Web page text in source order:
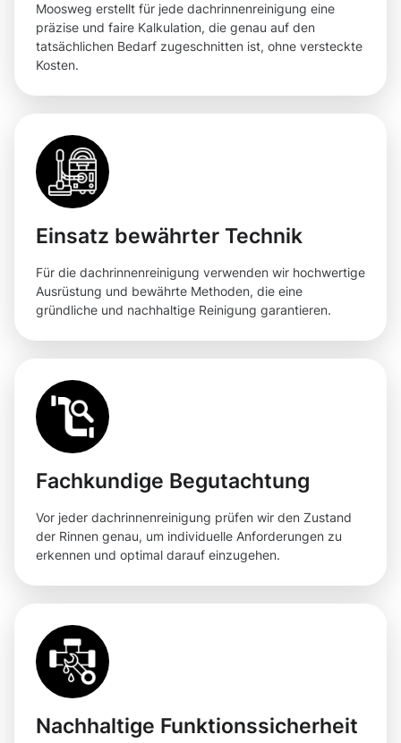
Moosweg erstellt für jede dachrinnenreinigung eine
präzise und faire Kalkulation, die genau auf den
tatsächlichen Bedarf zugeschnitten ist, ohne versteckte
Kosten.
Einsatz bewährter Technik
Für die dachrinnenreinigung verwenden wir hochwertige
Ausrüstung und bewährte Methoden, die eine
gründliche und nachhaltige Reinigung garantieren.
Fachkundige Begutachtung
Vor jeder dachrinnenreinigung prüfen wir den Zustand
der Rinnen genau, um individuelle Anforderungen zu
erkennen und optimal darauf einzugehen.
Nachhaltige Funktionssicherheit